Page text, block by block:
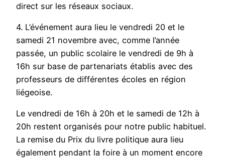
direct sur les réseaux sociaux.
4. L’événement aura lieu le vendredi 20 et le
samedi 21 novembre avec, comme l’année
passée, un public scolaire le vendredi de 9h à
16h sur base de partenariats établis avec des
professeurs de différentes écoles en région
liégeoise.
Le vendredi de 16h à 20h et le samedi de 12h à
20h restent organisés pour notre public habituel.
La remise du Prix du livre politique aura lieu
également pendant la foire à un moment encore